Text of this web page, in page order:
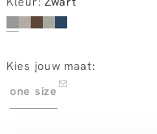
Kies jouw maat:
one size